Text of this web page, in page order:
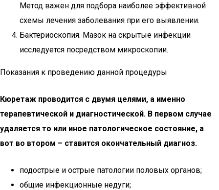
Метод важен для подбора наиболее эффективной
схемы лечения заболевания при его выявлении.
Бактериоскопия. Мазок на скрытые инфекции
исследуется посредством микроскопии.
Показания к проведению данной процедуры
Кюретаж проводится с двумя целями, а именно
терапевтической и диагностической. В первом случае
удаляется то или иное патологическое состояние, а
вот во втором – ставится окончательный диагноз.
подострые и острые патологии половых органов;
общие инфекционные недуги;